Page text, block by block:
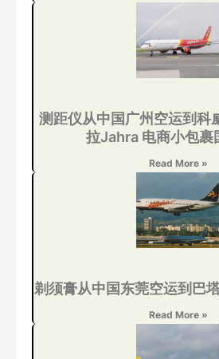
测距仪从中国广州空运到科
拉Jahra 电商小包裹
Read More »
剃须膏从中国东莞空运到巴
Read More »